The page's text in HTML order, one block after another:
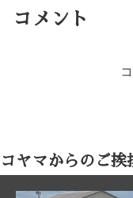
コメント
コヤマからのご挨